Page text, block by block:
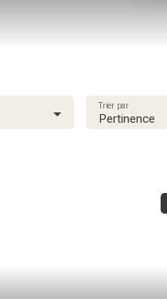
Pertinence
Trier par